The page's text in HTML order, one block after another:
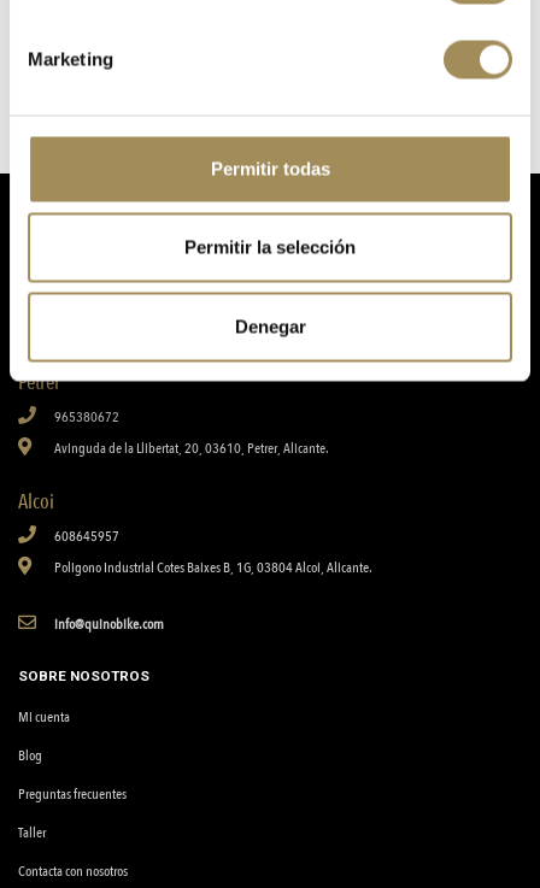
Marketing
Permitir todas
Permitir la selección
Denegar
Tu tienda online de ciclismo, biciletas, componentes, accesorios, nutrición y equipamiento.
Petrer
965380672
Avinguda de la Llibertat, 20, 03610, Petrer, Alicante.
Alcoi
608645957
Poligono Industrial Cotes Baixes B, 1G, 03804 Alcoi, Alicante.
info@quinobike.com
SOBRE NOSOTROS
Mi cuenta
Blog
Preguntas frecuentes
Taller
Contacta con nosotros